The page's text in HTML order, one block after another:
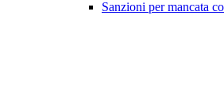
Sanzioni per mancata